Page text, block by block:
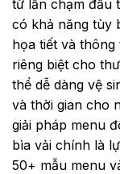
từ lần chạm đầu
có khả năng tùy
họa tiết và
riêng biệt cho
thể dễ dàng vệ
và thời gian cho
giải pháp menu
bìa vải chính là
50+ mẫu menu